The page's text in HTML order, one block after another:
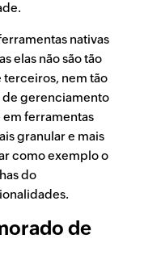
nativas
elas não são tão
terceiros, nem tão
de gerenciamento
em ferramentas
granular e mais
como exemplo o
do
de